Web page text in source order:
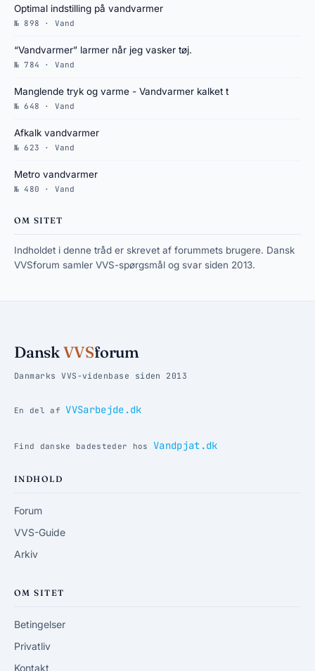
Optimal indstilling på vandvarmer
№ 898 · Vand
“Vandvarmer” larmer når jeg vasker tøj.
№ 784 · Vand
Manglende tryk og varme - Vandvarmer kalket t
№ 648 · Vand
Afkalk vandvarmer
№ 623 · Vand
Metro vandvarmer
№ 480 · Vand
OM SITET
Indholdet i denne tråd er skrevet af forummets brugere. Dansk
VVSforum samler VVS-spørgsmål og svar siden 2013.
DanskVVSforum
Danmarks VVS-videnbase siden 2013
En del af VVSarbejde.dk
Find danske badesteder hos Vandpjat.dk
INDHOLD
Forum
VVS-Guide
Arkiv
OM SITET
Betingelser
Privatliv
Kontakt